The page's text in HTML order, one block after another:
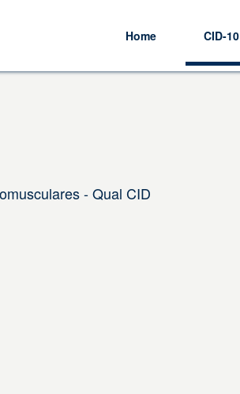
Home CID-10
- Qual CID